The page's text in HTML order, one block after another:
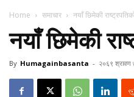
Home समाचार नयाँ छिमेकी
नयाँ छिमेकी
By Humagainbasanta - २०६९